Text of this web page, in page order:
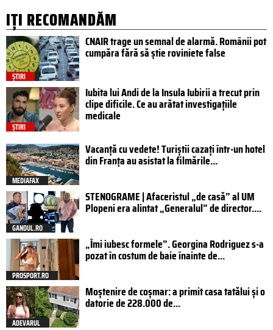
IȚI RECOMANDĂM
ȘTIRI
CNAIR trage un semnal de alarmă. Românii pot
cumpăra fără să știe roviniete false
ȘTIRI
Iubita lui Andi de la Insula Iubirii a trecut prin
clipe dificile. Ce au arătat investigațiile
medicale
MEDIAFAX
Vacanță cu vedete! Turiștii cazați într-un hotel
din Franța au asistat la filmările...
GANDUL.RO
STENOGRAME | Afaceristul „de casă” al UM
Plopeni era alintat „Generalul” de director....
PROSPORT.RO
„Îmi iubesc formele”. Georgina Rodriguez s-a
pozat în costum de baie înainte de...
ADEVARUL
Moștenire de coșmar: a primit casa tatălui și o
datorie de 228.000 de...